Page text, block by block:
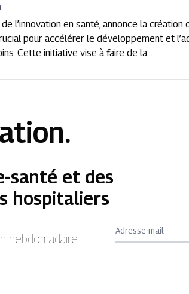
l’innovation en santé, annonce la création
pour accélérer le développement et
Cette initiative vise à faire de la ...
santé et des
hospitaliers
hebdomadaire.
Adresse mail